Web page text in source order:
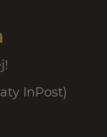
InPost)